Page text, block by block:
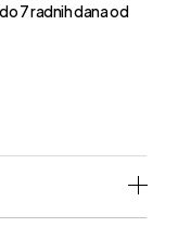
7 radnih dana od